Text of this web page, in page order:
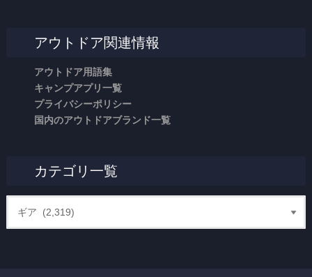
アウトドア関連情報
アウトドア用語集
キャンプアプリ一覧
プライバシーポリシー
国内のアウトドアブランド一覧
カテゴリ一覧